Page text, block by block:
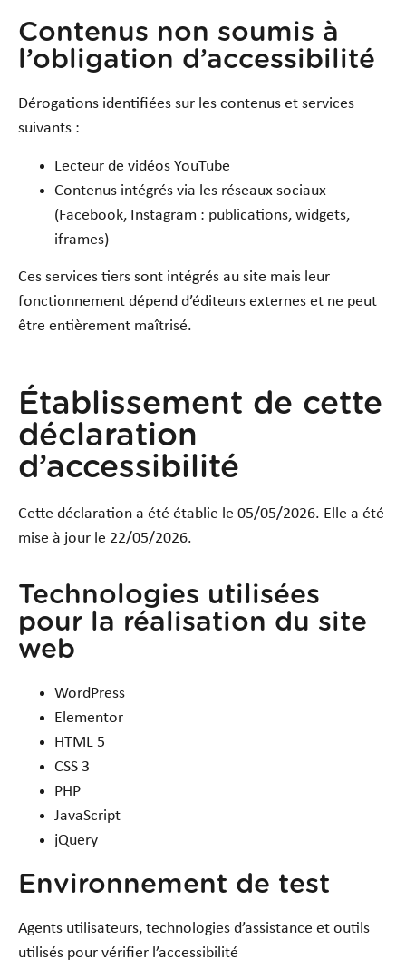
Contenus non soumis à
l’obligation d’accessibilité
Dérogations identifiées sur les contenus et services
suivants :
Lecteur de vidéos YouTube
Contenus intégrés via les réseaux sociaux
(Facebook, Instagram : publications, widgets,
iframes)
Ces services tiers sont intégrés au site mais leur
fonctionnement dépend d’éditeurs externes et ne peut
être entièrement maîtrisé.
Établissement de cette
déclaration
d’accessibilité
Cette déclaration a été établie le 05/05/2026. Elle a été
mise à jour le 22/05/2026.
Technologies utilisées
pour la réalisation du site
web
WordPress
Elementor
HTML 5
CSS 3
PHP
JavaScript
jQuery
Environnement de test
Agents utilisateurs, technologies d’assistance et outils
utilisés pour vérifier l’accessibilité